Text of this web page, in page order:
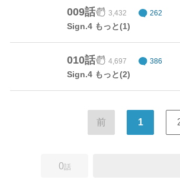
009話 3,432 262
Sign.4 もっと(1)
010話 4,697 386
Sign.4 もっと(2)
前 1
0話